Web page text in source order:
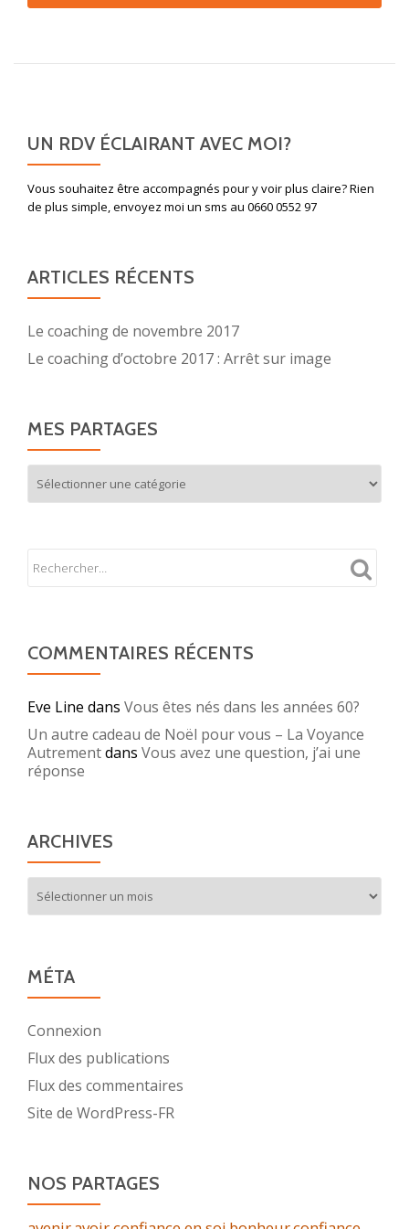
UN RDV ÉCLAIRANT AVEC MOI?
Vous souhaitez être accompagnés pour y voir plus claire? Rien
de plus simple, envoyez moi un sms au 0660 0552 97
ARTICLES RÉCENTS
Le coaching de novembre 2017
Le coaching d’octobre 2017 : Arrêt sur image
MES PARTAGES
partages
COMMENTAIRES RÉCENTS
Eve Line dans Vous êtes nés dans les années 60?
Un autre cadeau de Noël pour vous – La Voyance
Autrementdans Vous avez une question, j’ai une
réponse
ARCHIVES
MÉTA
Connexion
Flux des publications
Flux des commentaires
Site de WordPress-FR
NOS PARTAGES